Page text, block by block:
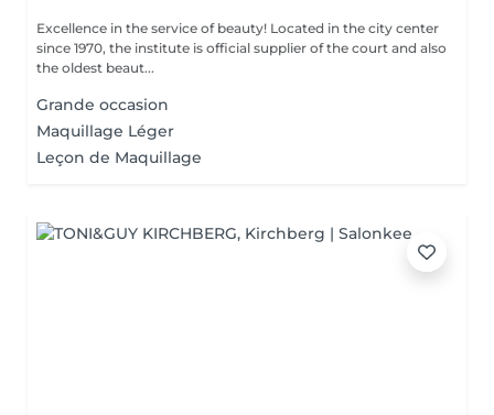
Excellence in the service of beauty! Located in the city center
since 1970, the institute is official supplier of the court and also
the oldest beaut...
Grande occasion
Maquillage Léger
Leçon de Maquillage